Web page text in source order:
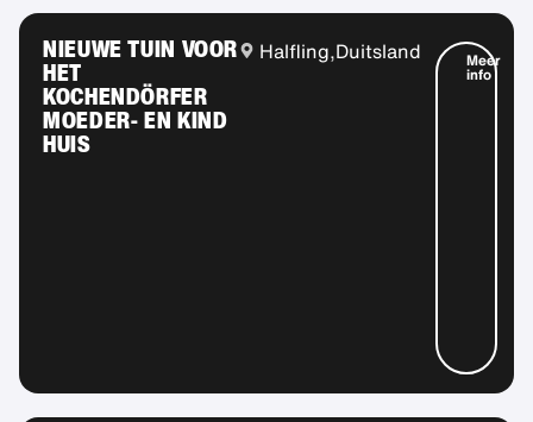
NIEUWE TUIN VOOR
HET
KOCHENDÖRFER
MOEDER- EN KIND
HUIS
Halfling,Duitsland Meer
info